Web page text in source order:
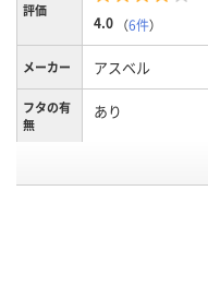
評価
4.0 （6件）
メーカー アスベル
フタの有
無
あり